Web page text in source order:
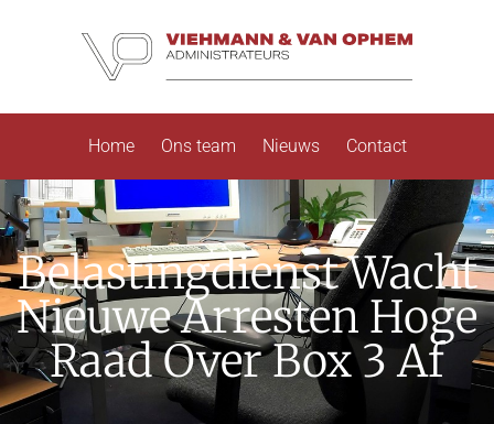
Home Ons team Nieuws Contact
Belastingdienst Wacht
Nieuwe Arresten Hoge
Raad Over Box 3 Af